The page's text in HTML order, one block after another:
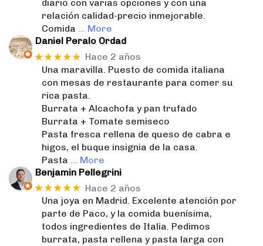
diario con varias opciones y con una
relación calidad-precio inmejorable.
Comida … More
Daniel Peralo Ordad
★★★★★ Hace 2 años
Una maravilla. Puesto de comida italiana
con mesas de restaurante para comer su
rica pasta.
Burrata + Alcachofa y pan trufado
Burrata + Tomate semiseco
Pasta fresca rellena de queso de cabra e
higos, el buque insignia de la casa.
Pasta
… More
Benjamin Pellegrini
★★★★★ Hace 2 años
Una joya en Madrid. Excelente atención por
parte de Paco, y la comida buenísima,
todos ingredientes de Italia. Pedimos
burrata, pasta rellena y pasta larga con